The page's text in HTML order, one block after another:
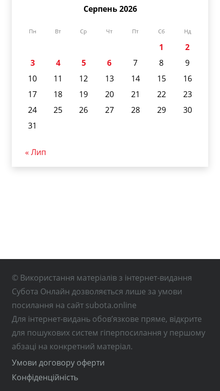
Серпень 2026
Пн Вт Ср Чт Пт Сб Нд
1
2
3
4 5 6 7 8
9
10
11 12 13 14 15
16
17
18 19 20 21 22
23
24
25 26 27 28 29
30
31
« Лип
© Використання матеріалів з інтернет-видання
Субота Онлайн дозволяється лише за умови
посилання на сайт subota.online
Для інтернет-видань обов’язкове пряме, відкрите
для пошукових систем гіперпосилання у першому
абзаці на конкретний матеріал.
Умови договору оферти
Конфіденційність